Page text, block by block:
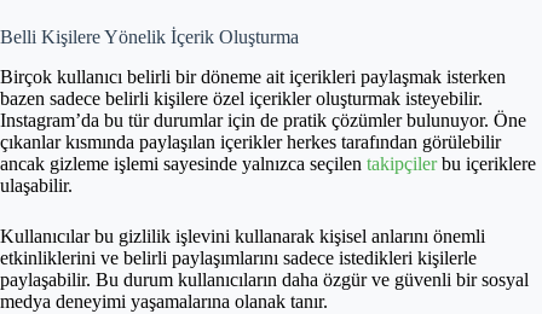
Belli Kişilere Yönelik İçerik Oluşturma
Birçok kullanıcı belirli bir döneme ait içerikleri paylaşmak isterken
bazen sadece belirli kişilere özel içerikler oluşturmak isteyebilir.
Instagram’da bu tür durumlar için de pratik çözümler bulunuyor. Öne
çıkanlar kısmında paylaşılan içerikler herkes tarafından görülebilir
ancak gizleme işlemi sayesinde yalnızca seçilen takipçilerbu içeriklere
ulaşabilir.
Kullanıcılar bu gizlilik işlevini kullanarak kişisel anlarını önemli
etkinliklerini ve belirli paylaşımlarını sadece istedikleri kişilerle
paylaşabilir. Bu durum kullanıcıların daha özgür ve güvenli bir sosyal
medya deneyimi yaşamalarına olanak tanır.